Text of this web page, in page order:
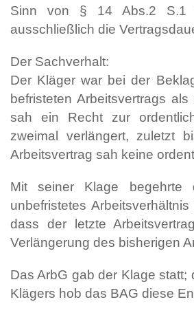
Sinn von § 14 Abs.2 S.1
ausschließlich die
Der Sachverhalt:
Der Kläger war bei der
befristeten Arbeitsvertrags
sah ein Recht zur
zweimal verlängert, zuletzt
Arbeitsvertrag sah keine
Mit seiner Klage
unbefristetes
dass der letzte
Verlängerung des bisherigen
Das ArbG gab der Klage
Klägers hob das BAG diese